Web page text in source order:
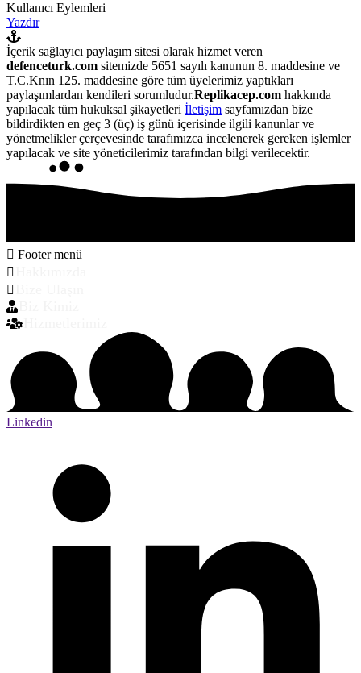
Kullanıcı Eylemleri
Yazdır
İçerik sağlayıcı paylaşım sitesi olarak hizmet veren
defenceturk.com sitemizde 5651 sayılı kanunun 8. maddesine ve
T.C.Knın 125. maddesine göre tüm üyelerimiz yaptıkları
paylaşımlardan kendileri sorumludur.Replikacep.com hakkında
yapılacak tüm hukuksal şikayetleri İletişim sayfamızdan bize
bildirdikten en geç 3 (üç) iş günü içerisinde ilgili kanunlar ve
yönetmelikler çerçevesinde tarafımızca incelenerek gereken işlemler
yapılacak ve site yöneticilerimiz tarafından bilgi verilecektir.
Footer menü
Linkedin